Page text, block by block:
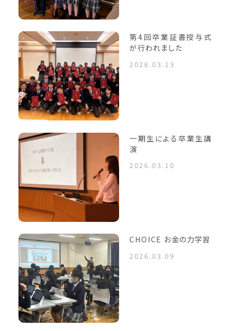
第4回卒業証書授与式
が行われました
2026.03.13
一期生による卒業生講
演
2026.03.10
CHOICE お金の力学習
2026.03.09